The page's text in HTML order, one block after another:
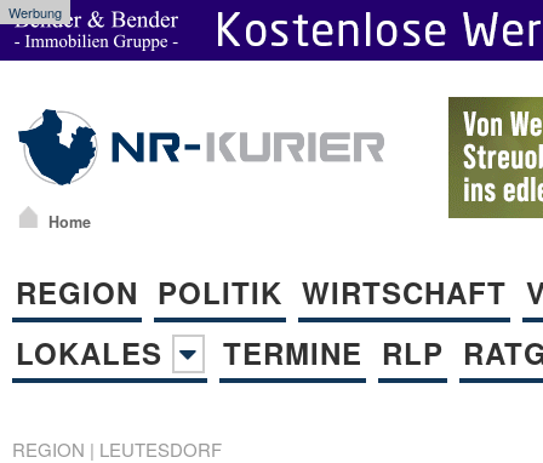
Werbung
Home
REGION POLITIK WIRTSCHAFT
LOKALES
TERMINE RLP
REGION | LEUTESDORF